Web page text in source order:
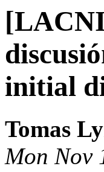
initial
Tomas
Mon Nov